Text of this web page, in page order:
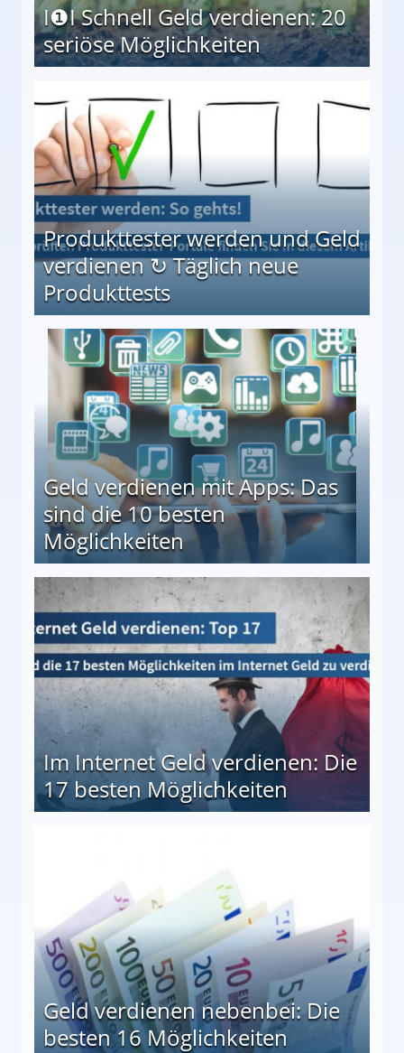
I❶I Schnell Geld verdienen: 20
seriöse Möglichkeiten
Produkttester werden und Geld
verdienen ↻ Täglich neue
Produkttests
↻ Täglich neue Produkttests
Geld verdienen mit Apps: Das
sind die 10 besten
Möglichkeiten
besten Möglichkeiten
Im Internet Geld verdienen: Die
17 besten Möglichkeiten
Geld verdienen nebenbei: Die
besten 16 Möglichkeiten